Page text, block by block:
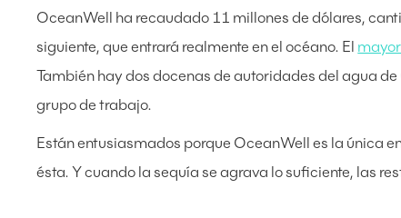
OceanWell ha recaudado 11 millones de dólares,
siguiente, que entrará realmente en el océano. El
También hay dos docenas de autoridades del agua
grupo de trabajo.
Están entusiasmados porque OceanWell es la única
ésta. Y cuando la sequía se agrava lo suficiente, las